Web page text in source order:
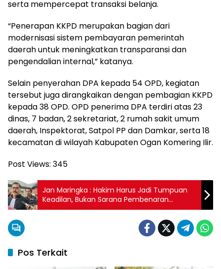
serta mempercepat transaksi belanja.
“Penerapan KKPD merupakan bagian dari
modernisasi sistem pembayaran pemerintah
daerah untuk meningkatkan transparansi dan
pengendalian internal,” katanya.
Selain penyerahan DPA kepada 54 OPD, kegiatan
tersebut juga dirangkaikan dengan pembagian KKPD
kepada 38 OPD. OPD penerima DPA terdiri atas 23
dinas, 7 badan, 2 sekretariat, 2 rumah sakit umum
daerah, Inspektorat, Satpol PP dan Damkar, serta 18
kecamatan di wilayah Kabupaten Ogan Komering Ilir.
Post Views: 345
Jan Maringka : Hakim Harus Jadi Tumpuan
Keadilan, Bukan Sarana Pembenaran
Ketidakadilan
Pos Terkait